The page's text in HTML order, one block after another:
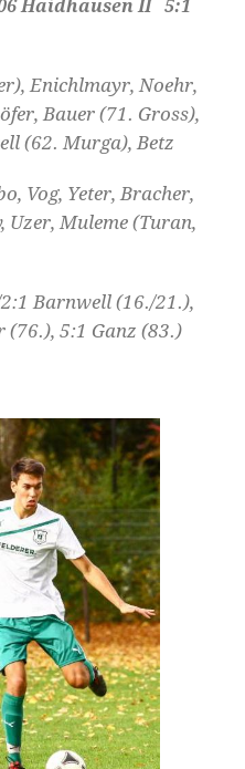
Haidhausen II 5:1
Enichlmayr, Noehr,
Bauer (71. Gross),
(62. Murga), Betz
Vog, Yeter, Bracher,
Uzer, Muleme (Turan,
Barnwell (16./21.),
(76.), 5:1 Ganz (83.)